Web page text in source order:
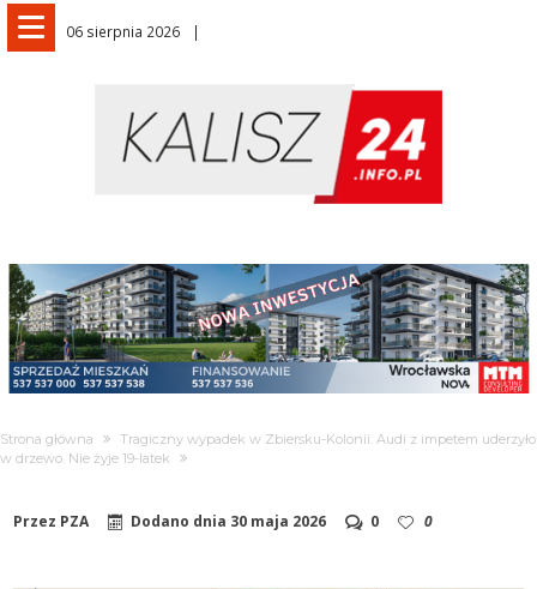
06 sierpnia 2026
Strona główna
Tragiczny wypadek w Zbiersku-Kolonii. Audi z impetem uderzyło
w drzewo. Nie żyje 19-latek
Przez PZA Dodano dnia 30 maja 2026 0 0